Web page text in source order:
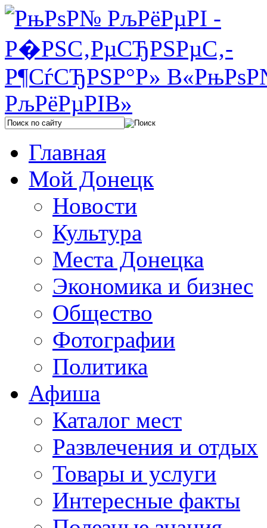
Главная
Мой Донецк
Новости
Культура
Места Донецка
Экономика и бизнес
Общество
Фотографии
Политика
Афиша
Каталог мест
Развлечения и отдых
Товары и услуги
Интересные факты